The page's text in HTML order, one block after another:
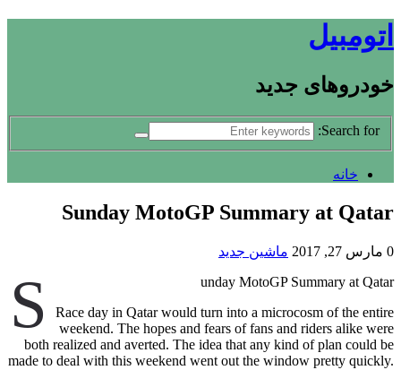
اتومبیل
خودروهای جدید
Search for:
خانه
Sunday MotoGP Summary at Qatar
0 مارس 27, 2017 ماشین جدید
S
unday MotoGP Summary at Qatar
Race day in Qatar would turn into a microcosm of the entire
weekend. The hopes and fears of fans and riders alike were
both realized and averted. The idea that any kind of plan could be
made to deal with this weekend went out the window pretty quickly.